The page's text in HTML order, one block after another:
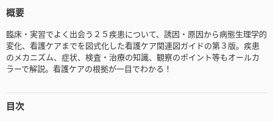
概要
臨床・実習でよく出会う２５疾患について、誘因・原因から病態生理学的
変化、看護ケアまでを図式化した看護ケア関連図ガイドの第３版。疾患
のメカニズム、症状、検査・治療の知識、観察のポイント等もオールカ
ラーで解説。看護ケアの根拠が一目でわかる！
目次